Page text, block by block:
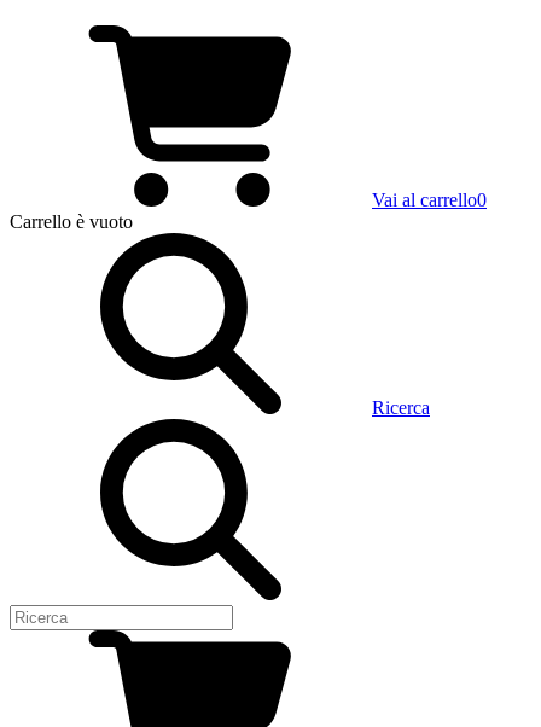
Vai al carrello0
Carrello è vuoto
Ricerca